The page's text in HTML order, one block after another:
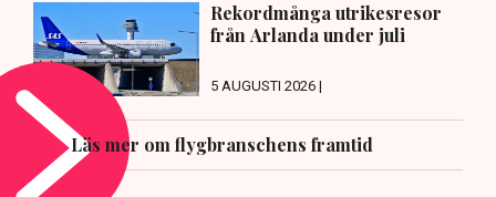
Rekordmånga utrikesresor
från Arlanda under juli
5 AUGUSTI 2026 |
Läs mer om flygbranschens framtid